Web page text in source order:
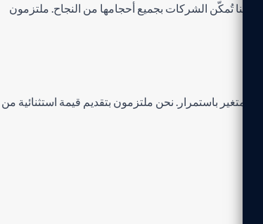
تُمكّن الشركات بجميع أحجامها من النجاح. ملتزمون
باستمرار. نحن ملتزمون بتقديم قيمة استثنائية من